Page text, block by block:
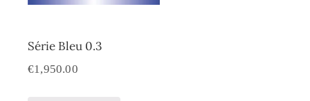
Série Bleu 0.3
€1,950.00